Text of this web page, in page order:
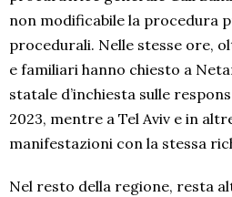
non modificabile la procedura
procedurali. Nelle stesse ore,
e familiari hanno chiesto a
statale d’inchiesta sulle
2023, mentre a Tel Aviv e in
manifestazioni con la stessa
Nel resto della regione, resta